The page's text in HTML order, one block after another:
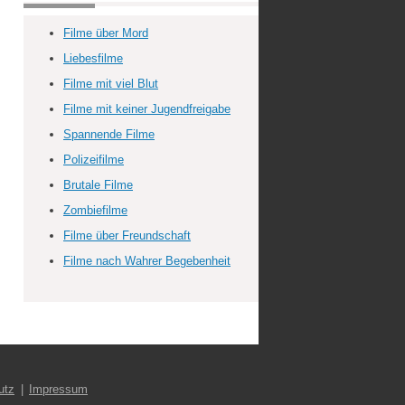
Filme über Mord
Liebesfilme
Filme mit viel Blut
Filme mit keiner Jugendfreigabe
Spannende Filme
Polizeifilme
Brutale Filme
Zombiefilme
Filme über Freundschaft
Filme nach Wahrer Begebenheit
Impressum